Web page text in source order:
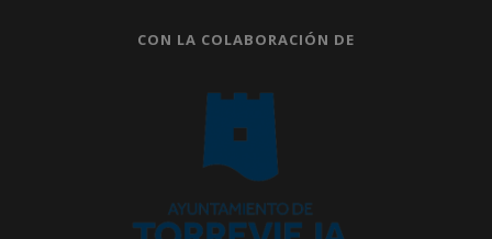
CON LA COLABORACIÓN DE